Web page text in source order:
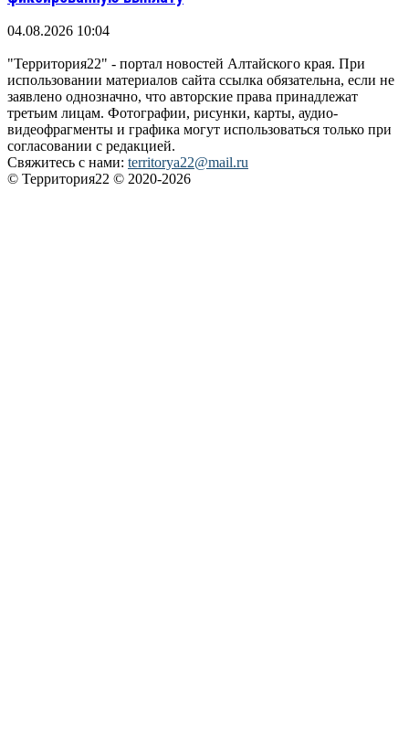
04.08.2026 10:04
"Территория22" - портал новостей Алтайского края. При
использовании материалов сайта ссылка обязательна, если не
заявлено однозначно, что авторские права принадлежат
третьим лицам. Фотографии, рисунки, карты, аудио-
видеофрагменты и графика могут использоваться только при
согласовании с редакцией.
Свяжитесь с нами: territorya22@mail.ru
© Территория22 © 2020-2026